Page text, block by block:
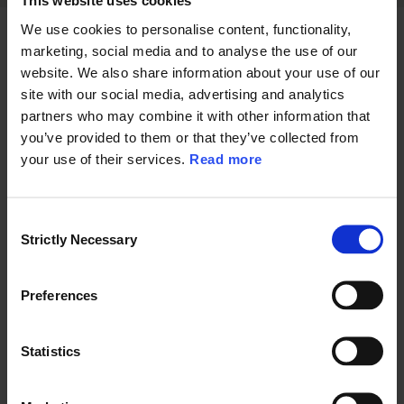
We use cookies to personalise content, functionality,
marketing, social media and to analyse the use of our
website. We also share information about your use of our
site with our social media, advertising and analytics
partners who may combine it with other information that
you’ve provided to them or that they’ve collected from
your use of their services. Read more
Strictly Necessary
Preferences
Statistics
Tre tal fra Digital Transformation
i Danmark 2025-2026, IT i
praksis ®
som en vigtig risiko.